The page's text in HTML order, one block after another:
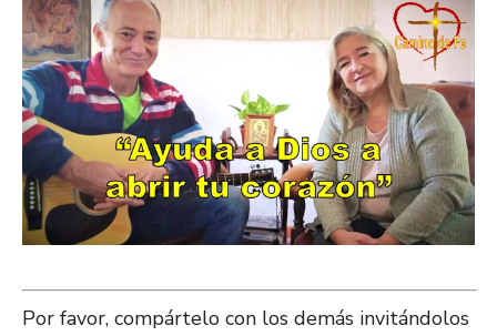
Por favor, compártelo con los demás invitándolos